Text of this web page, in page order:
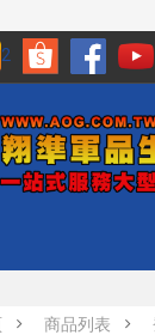
2
商品列表